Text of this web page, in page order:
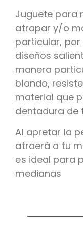
Juguete para
atrapar y/o
particular,
diseños
manera
blando,
material que
dentadura de
Al apretar la
atraerá a tu
es ideal para
medianas